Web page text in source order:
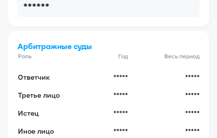
******
Арбитражные суды
Роль Год Весь период
Ответчик ***** *****
Третье лицо ***** *****
Истец ***** *****
Иное лицо ***** *****